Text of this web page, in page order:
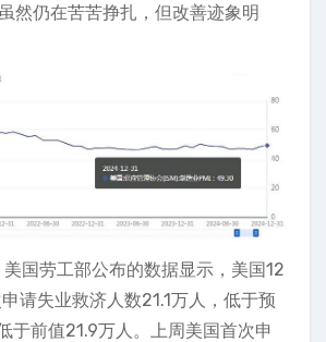
然仍在苦苦挣扎，但改善迹象明
国劳工部公布的数据显示，美国12
请失业救济人数21.1万人，低于预
于前值21.9万人。上周美国首次申